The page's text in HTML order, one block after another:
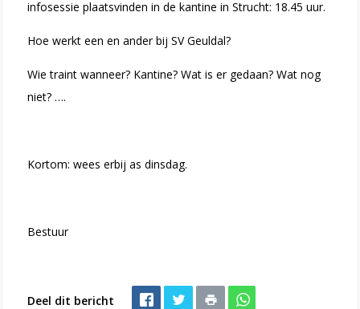
infosessie plaatsvinden in de kantine in Strucht: 18.45 uur.
Hoe werkt een en ander bij SV Geuldal?
Wie traint wanneer? Kantine? Wat is er gedaan? Wat nog
niet? ….
Kortom: wees erbij as dinsdag.
Bestuur
Deel dit bericht